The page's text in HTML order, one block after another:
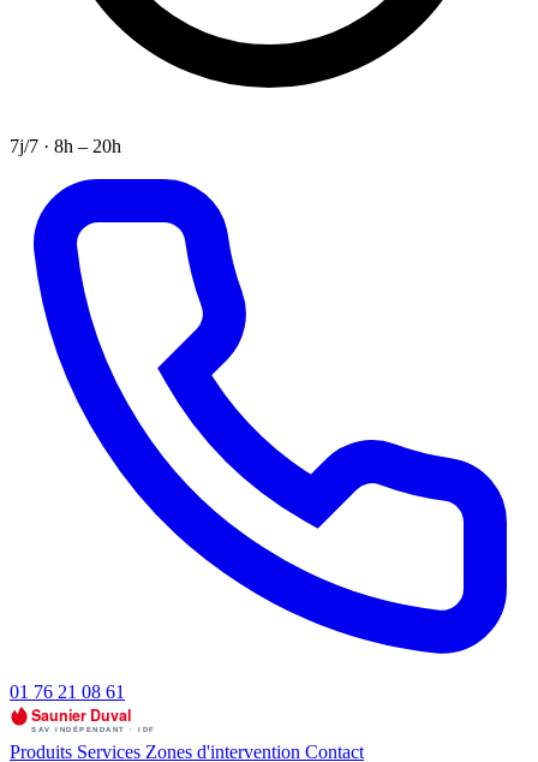
7j/7 · 8h – 20h
01 76 21 08 61
Produits Services Zones d'intervention Contact